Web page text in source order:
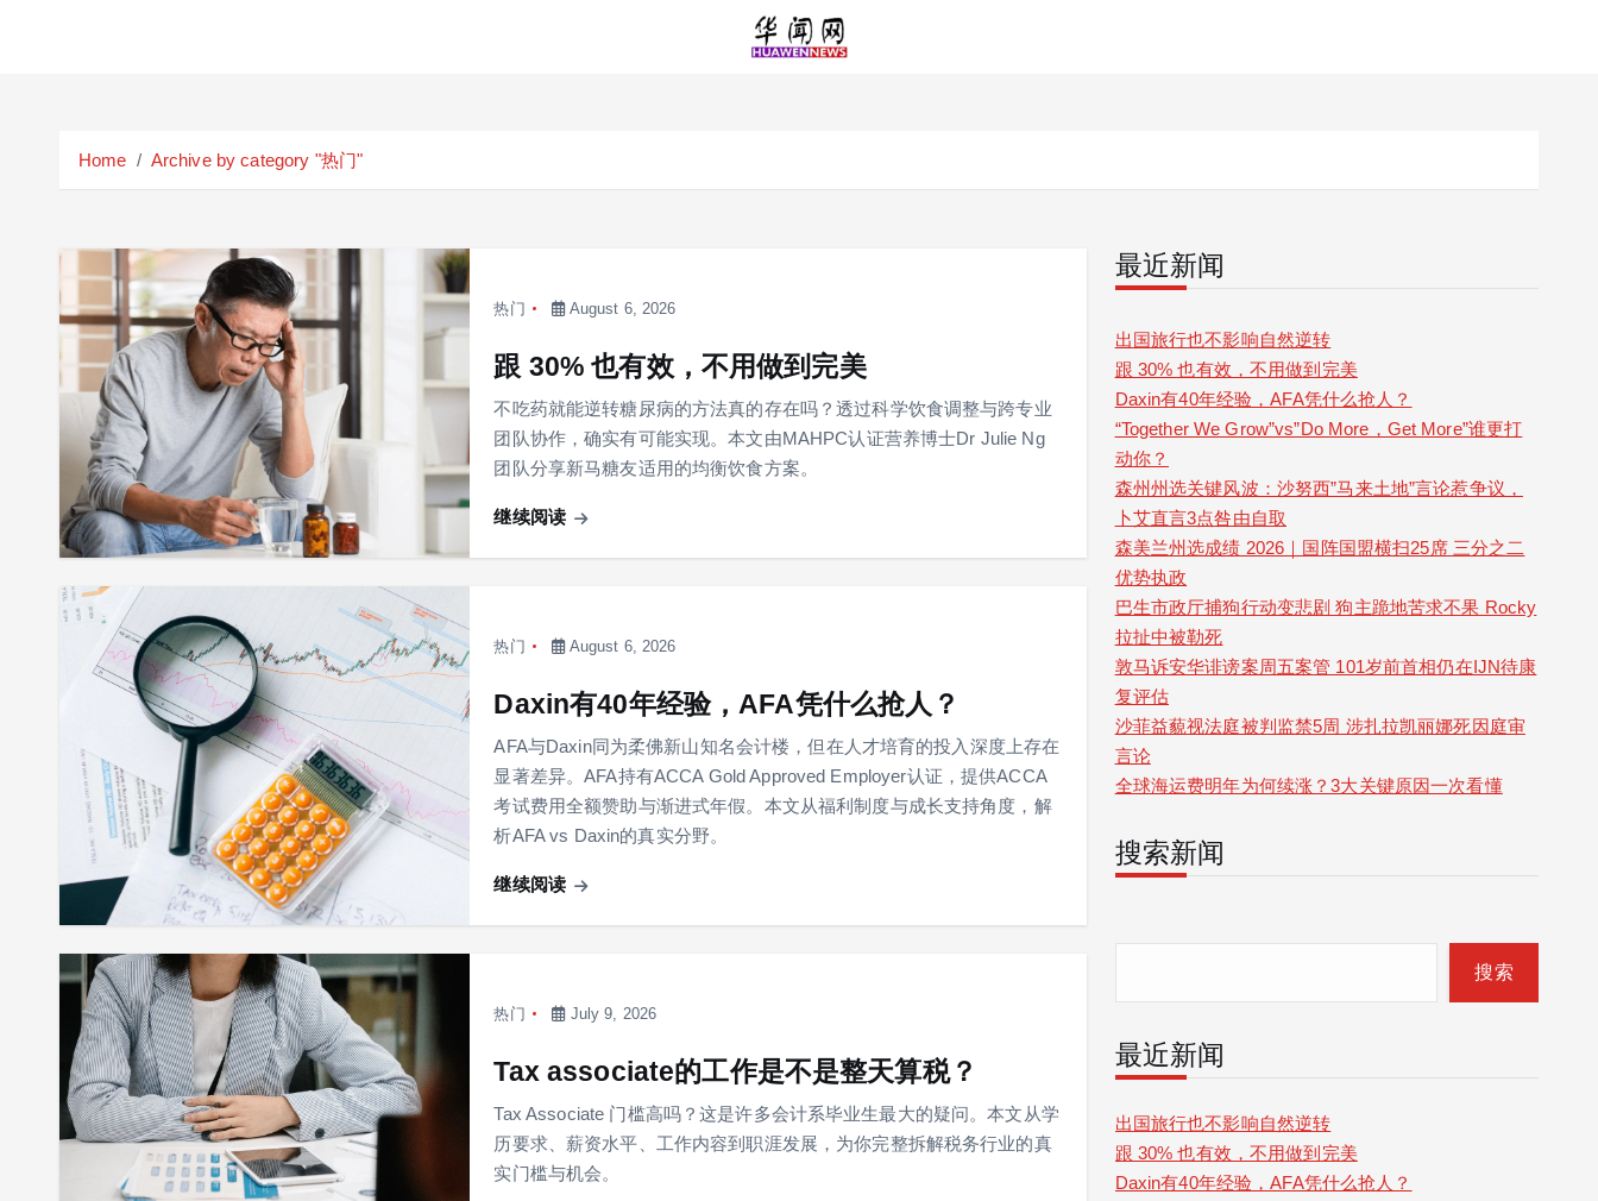
Home Archive by category "热门"
热门 August 6, 2026
跟 30% 也有效，不用做到完美
不吃药就能逆转糖尿病的方法真的存在吗？透过科学饮食调整与跨专业
团队协作，确实有可能实现。本文由MAHPC认证营养博士Dr Julie Ng
团队分享新马糖友适用的均衡饮食方案。
继续阅读
热门 August 6, 2026
Daxin有40年经验，AFA凭什么抢人？
AFA与Daxin同为柔佛新山知名会计楼，但在人才培育的投入深度上存在
显著差异。AFA持有ACCA Gold Approved Employer认证，提供ACCA
考试费用全额赞助与渐进式年假。本文从福利制度与成长支持角度，解
析AFA vs Daxin的真实分野。
继续阅读
热门 July 9, 2026
Tax associate的工作是不是整天算税？
Tax Associate 门槛高吗？这是许多会计系毕业生最大的疑问。本文从学
历要求、薪资水平、工作内容到职涯发展，为你完整拆解税务行业的真
实门槛与机会。
最近新闻
出国旅行也不影响自然逆转
跟 30% 也有效，不用做到完美
Daxin有40年经验，AFA凭什么抢人？
“Together We Grow”vs”Do More，Get More”谁更打
动你？
森州州选关键风波：沙努西”马来土地”言论惹争议，
卜艾直言3点咎由自取
森美兰州选成绩 2026｜国阵国盟横扫25席 三分之二
优势执政
巴生市政厅捕狗行动变悲剧 狗主跪地苦求不果 Rocky
拉扯中被勒死
敦马诉安华诽谤案周五案管 101岁前首相仍在IJN待康
复评估
沙菲益藐视法庭被判监禁5周 涉扎拉凯丽娜死因庭审
言论
全球海运费明年为何续涨？3大关键原因一次看懂
搜索新闻
r
c
h
搜索
最近新闻
出国旅行也不影响自然逆转
跟 30% 也有效，不用做到完美
Daxin有40年经验，AFA凭什么抢人？